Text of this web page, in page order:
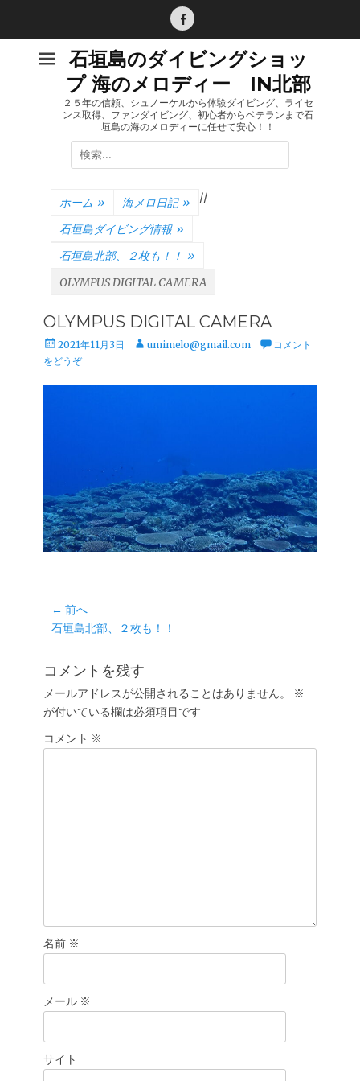
Facebook
石垣島のダイビングショッ
プ 海のメロディー IN北部
２５年の信頼、シュノーケルから体験ダイビング、ライセ
ンス取得、ファンダイビング、初心者からベテランまで石
垣島の海のメロディーに任せて安心！！
検
索:
ホーム » 海メロ日記 » /
石垣島ダイビング情報 »
/
石垣島北部、２枚も！！ »
OLYMPUS DIGITAL CAMERA
OLYMPUS DIGITAL CAMERA
投
稿
2021年11月3日
投 umimelo@gmail.com
コメント
をどうぞ
投
稿
ビ
ゲ
ー
シ
← 前へ
前
投
石垣島北部、２枚も！！
コメントを残す
メールアドレスが公開されることはありません。
※
が付いている欄は必須項目です
コメント ※
名前 ※
メール ※
サイト